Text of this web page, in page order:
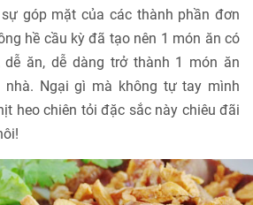
góp mặt của các thành phần đơn
hề cầu kỳ đã tạo nên 1 món ăn có
ăn, dễ dàng trở thành 1 món ăn
nhà. Ngại gì mà không tự tay mình
heo chiên tỏi đặc sắc này chiêu đãi